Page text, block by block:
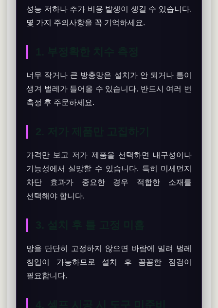
성능 저하나 추가 비용 발생이 생길 수 있습니다.
몇 가지 주의사항을 꼭 기억하세요.
너무 작거나 큰 방충망은 설치가 안 되거나 틈이
생겨 벌레가 들어올 수 있습니다. 반드시 여러 번
측정 후 주문하세요.
가격만 보고 저가 제품을 선택하면 내구성이나
기능성에서 실망할 수 있습니다. 특히 미세먼지
차단 효과가 중요한 경우 적합한 소재를
선택해야 합니다.
망을 단단히 고정하지 않으면 바람에 밀려 벌레
침입이 가능하므로 설치 후 꼼꼼한 점검이
필요합니다.